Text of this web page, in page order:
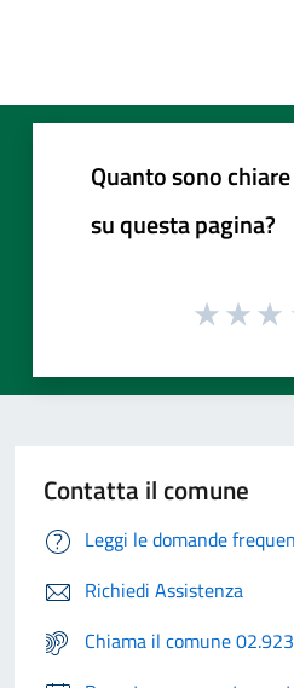
Quanto sono
su questa pagina?
Contatta il comune
Leggi le domande
Richiedi Assistenza
Chiama il comune